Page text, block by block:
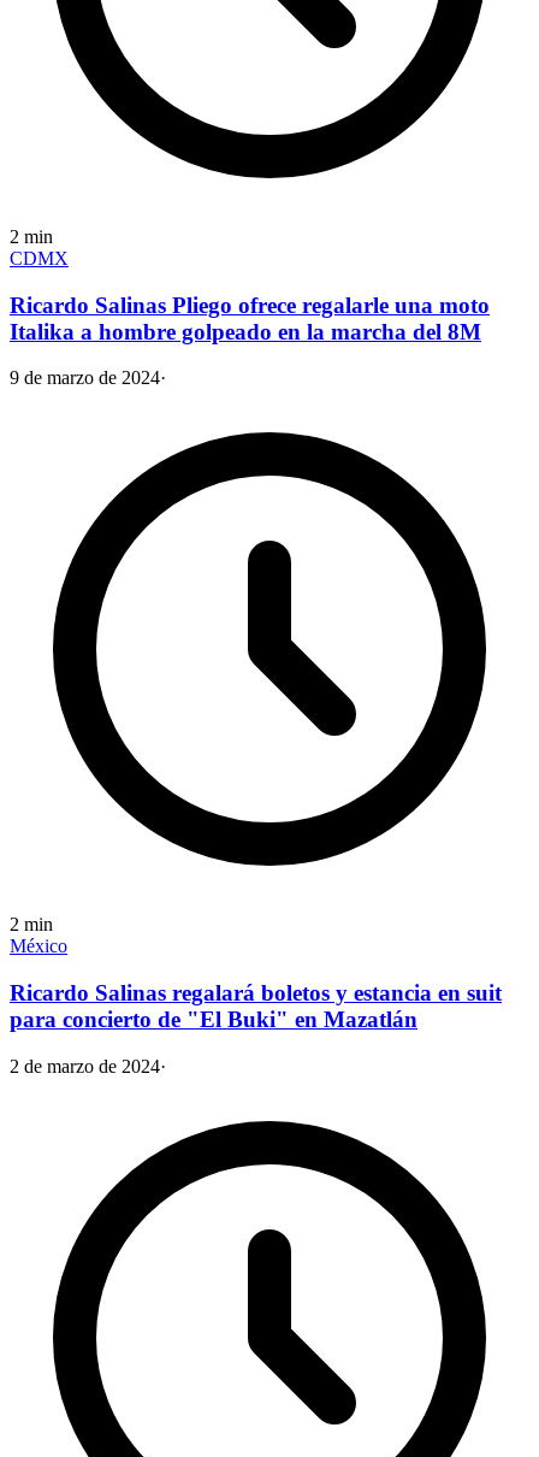
2 min
CDMX
Ricardo Salinas Pliego ofrece regalarle una moto
Italika a hombre golpeado en la marcha del 8M
9 de marzo de 2024·
2 min
México
Ricardo Salinas regalará boletos y estancia en suit
para concierto de "El Buki" en Mazatlán
2 de marzo de 2024·